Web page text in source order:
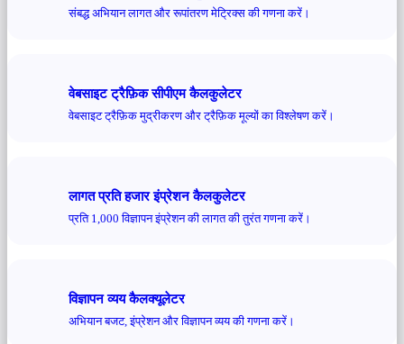
संबद्ध अभियान लागत और रूपांतरण मेट्रिक्स की गणना करें।
वेबसाइट ट्रैफ़िक सीपीएम कैलकुलेटर
वेबसाइट ट्रैफ़िक मुद्रीकरण और ट्रैफ़िक मूल्यों का विश्लेषण करें।
लागत प्रति हजार इंप्रेशन कैलकुलेटर
प्रति 1,000 विज्ञापन इंप्रेशन की लागत की तुरंत गणना करें।
विज्ञापन व्यय कैलक्यूलेटर
अभियान बजट, इंप्रेशन और विज्ञापन व्यय की गणना करें।